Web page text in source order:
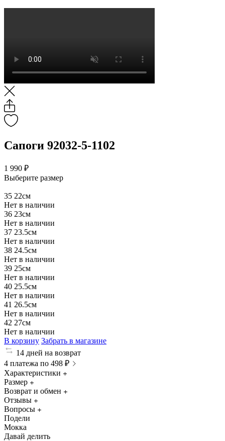
Сапоги 92032-5-1102
1 990 ₽
Выберите размер
35 22см
Нет в наличии
36 23см
Нет в наличии
37 23.5см
Нет в наличии
38 24.5см
Нет в наличии
39 25см
Нет в наличии
40 25.5см
Нет в наличии
41 26.5см
Нет в наличии
42 27см
Нет в наличии
В корзину Забрать в магазине
14 дней на возврат
4 платежа по 498 ₽
Характеристики
Размер
Возврат и обмен
Отзывы
Вопросы
Подели
Мокка
Давай делить